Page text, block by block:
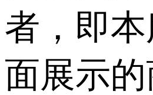
者，即
面展示